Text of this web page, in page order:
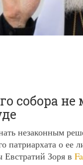
собора
незаконным
патриархата о
Зоря в